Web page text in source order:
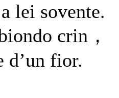
lei sovente.
crin，
d’un fior.